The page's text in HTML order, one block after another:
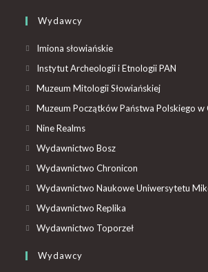
Wydawcy
Imiona słowiańskie
Instytut Archeologii i Etnologii PAN
Muzeum Mitologii Słowiańskiej
Muzeum Początków Państwa Polskiego w
Nine Realms
Wydawnictwo Bosz
Wydawnictwo Chronicon
Wydawnictwo Naukowe Uniwersytetu
Wydawnictwo Replika
Wydawnictwo Toporzeł
Wydawcy